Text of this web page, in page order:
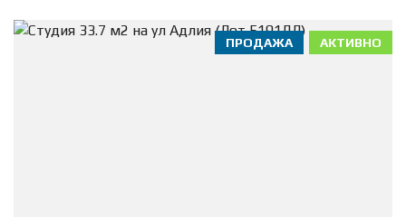
АКТИВНО
ПРОДАЖА